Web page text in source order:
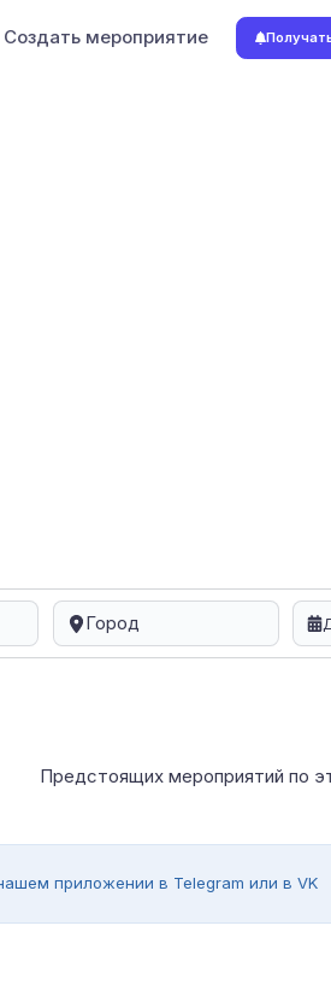
Создать мероприятие
Город
Предстоящих мероприятий по
приложении в Telegram или в VK